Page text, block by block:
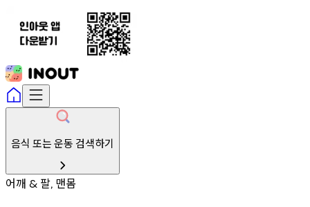
음식 또는 운동 검색하기
어깨 & 팔, 맨몸